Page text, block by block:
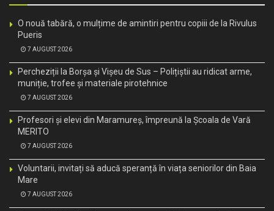
O nouă tabără, o mulțime de amintiri pentru copiii de la Rivulus
Pueris
7 AUGUST 2026
Percheziții la Borșa și Vișeu de Sus – Polițiștii au ridicat arme,
muniție, trofee și materiale pirotehnice
7 AUGUST 2026
Profesori și elevi din Maramureș, împreună la Școala de Vară
MERITO
7 AUGUST 2026
Voluntarii, invitați să aducă speranță în viața seniorilor din Baia
Mare
7 AUGUST 2026